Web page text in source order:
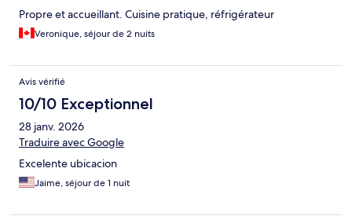
Propre et accueillant. Cuisine pratique, réfrigérateur
Veronique, séjour de 2 nuits
Avis vérifié
10/10 Exceptionnel
28 janv. 2026
Traduire avec Google
Excelente ubicacion
Jaime, séjour de 1 nuit